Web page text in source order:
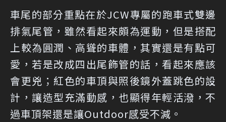
車尾的部分重點在於JCW專屬的跑車式雙邊
排氣尾管，雖然看起來頗為運動，但是搭配
上較為圓潤、高聳的車體，其實還是有點可
愛，若是改成四出尾飾管的話，看起來應該
會更兇；紅色的車頂與照後鏡外蓋跳色的設
計，讓造型充滿動感，也顯得年輕活潑，不
過車頂架還是讓Outdoor感受不減。